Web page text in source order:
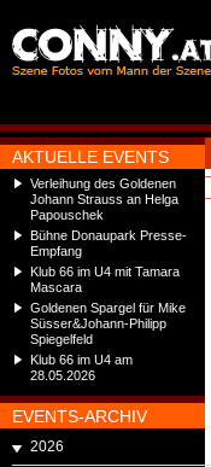
AKTUELLE EVENTS
Verleihung des Goldenen
Johann Strauss an Helga
Papouschek
Bühne Donaupark Presse-
Empfang
Klub 66 im U4 mit Tamara
Mascara
Goldenen Spargel für Mike
Süsser&Johann-Philipp
Spiegelfeld
Klub 66 im U4 am
28.05.2026
EVENTS-ARCHIV
2026